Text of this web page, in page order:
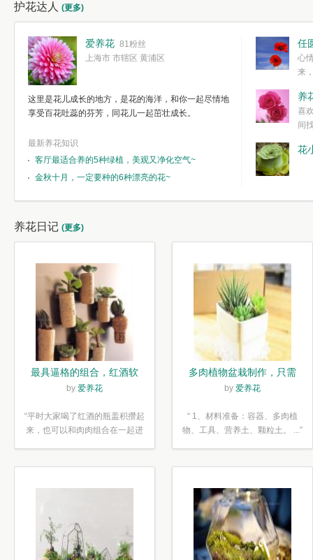
护花达人 (更多)
爱养花 81粉丝
上海市 市辖区 黄浦区
这里是花儿成长的地方，是花的海洋，和你一起尽情地
享受百花吐蕊的芬芳，同花儿一起茁壮成长。
最新养花知识
客厅最适合养的5种绿植，美观又净化空气~
金秋十月，一定要种的6种漂亮的花~
任
心
来
简单愉快的心
我们自己复杂
养
喜
间
花
养花日记 (更多)
最具逼格的组合，红酒软
木塞diy多肉植物盆栽
by 爱养花
“平时大家喝了红酒的瓶盖积攒起
来，也可以和肉肉组合在一起进
多肉植物盆栽制作，只需
简单6步
by 爱养花
“ 1、材料准备：容器、多肉植
物、工具、营养土、颗粒土。 ...”